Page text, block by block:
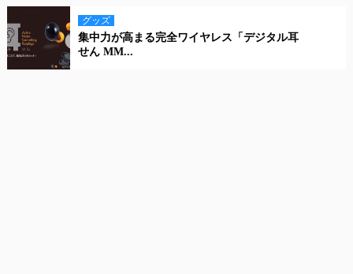
グッズ
集中力が高まる完全ワイヤレス「デジタル耳
せん MM...